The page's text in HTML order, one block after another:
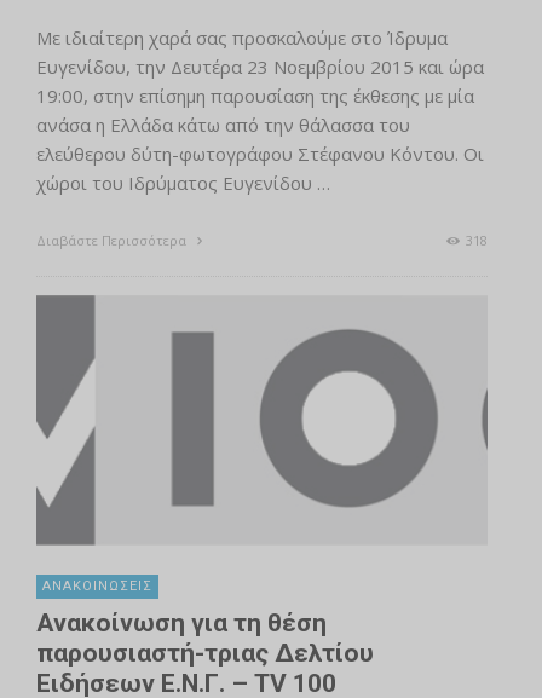
Με ιδιαίτερη χαρά σας προσκαλούμε στο Ίδρυμα
Ευγενίδου, την Δευτέρα 23 Νοεμβρίου 2015 και ώρα
19:00, στην επίσημη παρουσίαση της έκθεσης με μία
ανάσα η Ελλάδα κάτω από την θάλασσα του
ελεύθερου δύτη-φωτογράφου Στέφανου Κόντου. Οι
χώροι του Ιδρύματος Ευγενίδου …
Διαβάστε Περισσότερα 318
ΑΝΑΚΟΙΝΏΣΕΙΣ
Ανακοίνωση για τη θέση
παρουσιαστή-τριας Δελτίου
Ειδήσεων Ε.Ν.Γ. – TV 100